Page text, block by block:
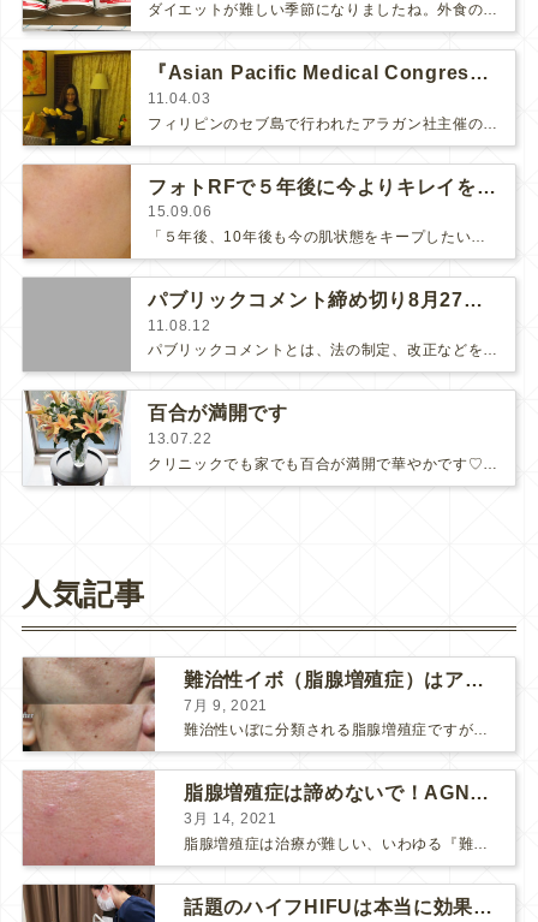
ダイエットが難しい季節になりましたね。外食の機会が増えるこの時期に痩せるのは、ほぼ無理ʕ￫ᴥ￩ʔ無謀な計画は立てず、12月は…
『Asian Pacific Medical Congress』
11.04.03
フォトRFで５年後に今よりキレイを目指す☆
15.09.06
「５年後、10年後も今の肌状態をキープしたい、できれば今より綺麗なお肌でいたい！」その為のメンテナンスに、フォトRFはとても良い…
パブリックコメント締め切り8月27日必着です！
11.08.12
パブリックコメントとは、法の制定、改正などをするときに、一般の人の意見を聞くために広く意見を求めることです。「多くの人の意見が…
百合が満開です
13.07.22
人気記事
難治性イボ（脂腺増殖症）はアグネスAGNESが効果的です！
7月 9, 2021
難治性いぼに分類される脂腺増殖症ですが、脂腺増殖症はAGNESアグネスにとても良く反応して、きれいに治すことができます。 ↑ 脂腺増殖症をアグネスAGNESで３回治療した1ヶ月後の写真です。...
脂腺増殖症は諦めないで！AGNESアグネス治療でツルツル肌に！
3月 14, 2021
話題のハイフHIFUは本当に効果があるのか？